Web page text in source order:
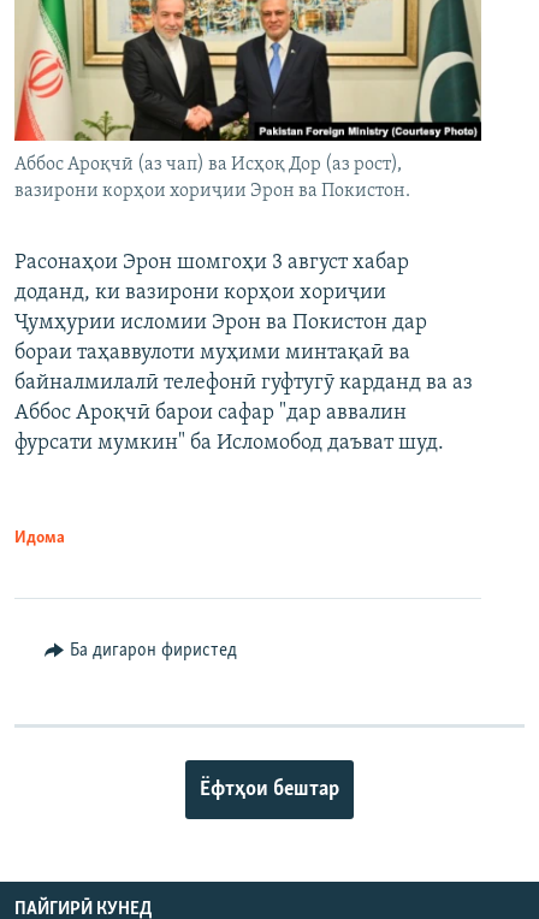
Аббос Ароқчӣ (аз чап) ва Исҳоқ Дор (аз рост),
вазирони корҳои хориҷии Эрон ва Покистон.
Расонаҳои Эрон шомгоҳи 3 август хабар
доданд, ки вазирони корҳои хориҷии
Ҷумҳурии исломии Эрон ва Покистон дар
бораи таҳаввулоти муҳими минтақаӣ ва
байналмилалӣ телефонӣ гуфтугӯ карданд ва аз
Аббос Ароқчӣ барои сафар "дар аввалин
фурсати мумкин" ба Исломобод даъват шуд.
Идома
Ба дигарон фиристед
Ёфтҳои бештар
ПАЙГИРӢ КУНЕД